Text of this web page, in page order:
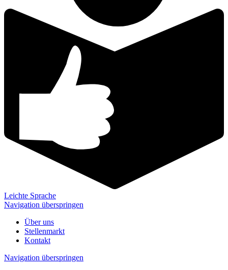
Leichte Sprache
Navigation überspringen
Über uns
Stellenmarkt
Kontakt
Navigation überspringen